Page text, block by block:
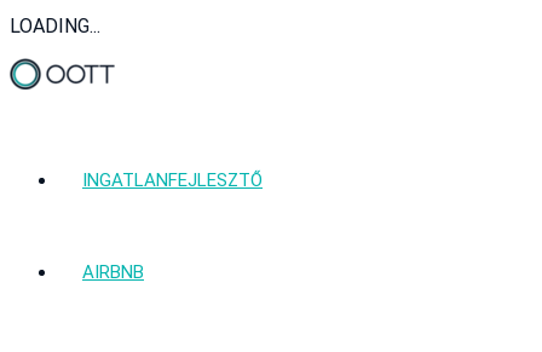
LOADING...
INGATLANFEJLESZTŐ
AIRBNB